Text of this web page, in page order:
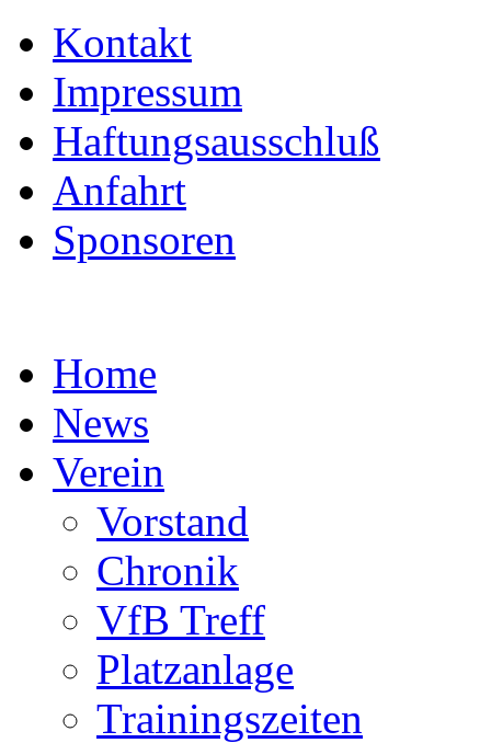
Kontakt
Impressum
Haftungsausschluß
Anfahrt
Sponsoren
Home
News
Verein
Vorstand
Chronik
VfB Treff
Platzanlage
Trainingszeiten